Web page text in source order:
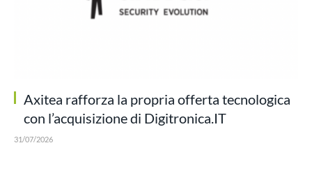
Axitea rafforza la propria offerta tecnologica
con l’acquisizione di Digitronica.IT
31/07/2026